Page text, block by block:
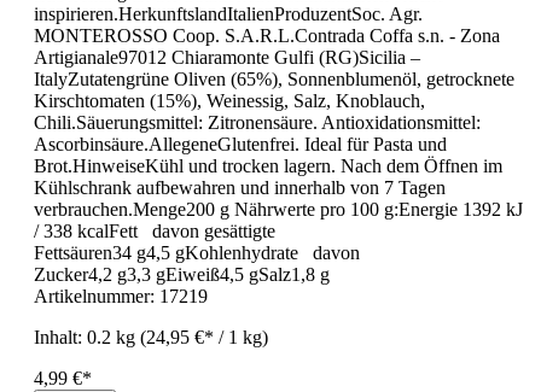
inspirieren.HerkunftslandItalienProduzentSoc. Agr.
MONTEROSSO Coop. S.A.R.L.Contrada Coffa s.n. - Zona
Artigianale97012 Chiaramonte Gulfi (RG)Sicilia –
ItalyZutatengrüne Oliven (65%), Sonnenblumenöl, getrocknete
Kirschtomaten (15%), Weinessig, Salz, Knoblauch,
Chili.Säuerungsmittel: Zitronensäure. Antioxidationsmittel:
Ascorbinsäure.AllegeneGlutenfrei. Ideal für Pasta und
Brot.HinweiseKühl und trocken lagern. Nach dem Öffnen im
Kühlschrank aufbewahren und innerhalb von 7 Tagen
verbrauchen.Menge200 g Nährwerte pro 100 g:Energie 1392 kJ
/ 338 kcalFett davon gesättigte
Fettsäuren34 g4,5 gKohlenhydrate davon
Zucker4,2 g3,3 gEiweiß4,5 gSalz1,8 g
Artikelnummer: 17219
Inhalt: 0.2 kg (24,95 €* / 1 kg)
4,99 €*